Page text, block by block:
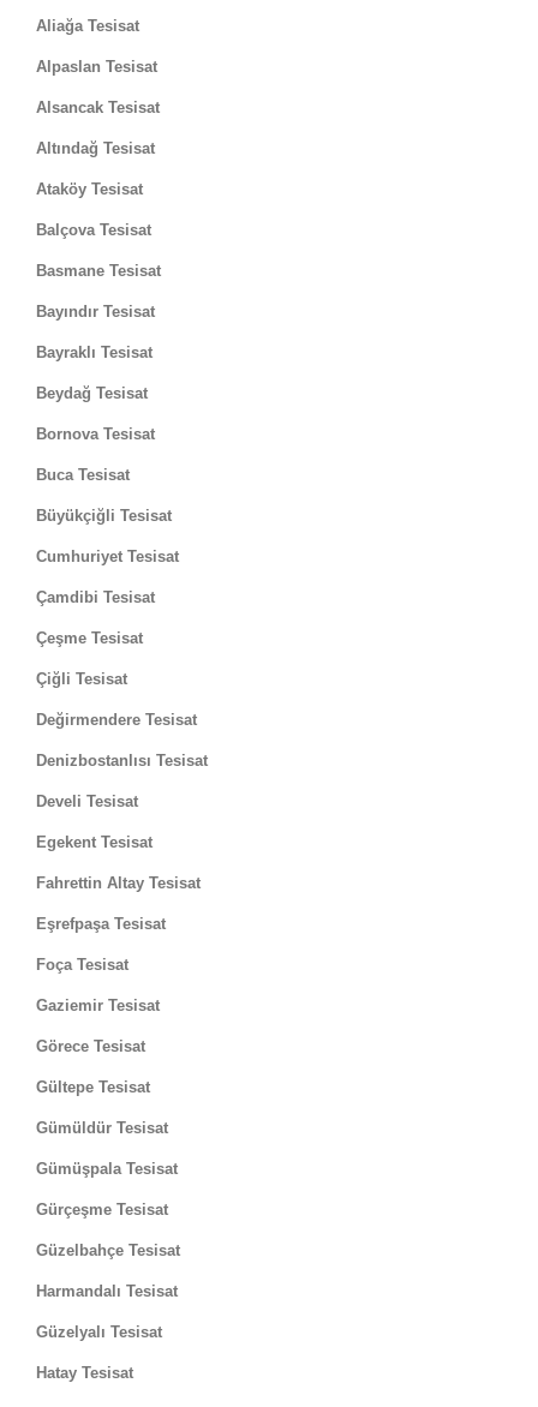
Aliağa Tesisat
Alpaslan Tesisat
Alsancak Tesisat
Altındağ Tesisat
Ataköy Tesisat
Balçova Tesisat
Basmane Tesisat
Bayındır Tesisat
Bayraklı Tesisat
Beydağ Tesisat
Bornova Tesisat
Buca Tesisat
Büyükçiğli Tesisat
Cumhuriyet Tesisat
Çamdibi Tesisat
Çeşme Tesisat
Çiğli Tesisat
Değirmendere Tesisat
Denizbostanlısı Tesisat
Develi Tesisat
Egekent Tesisat
Fahrettin Altay Tesisat
Eşrefpaşa Tesisat
Foça Tesisat
Gaziemir Tesisat
Görece Tesisat
Gültepe Tesisat
Gümüldür Tesisat
Gümüşpala Tesisat
Gürçeşme Tesisat
Güzelbahçe Tesisat
Harmandalı Tesisat
Güzelyalı Tesisat
Hatay Tesisat